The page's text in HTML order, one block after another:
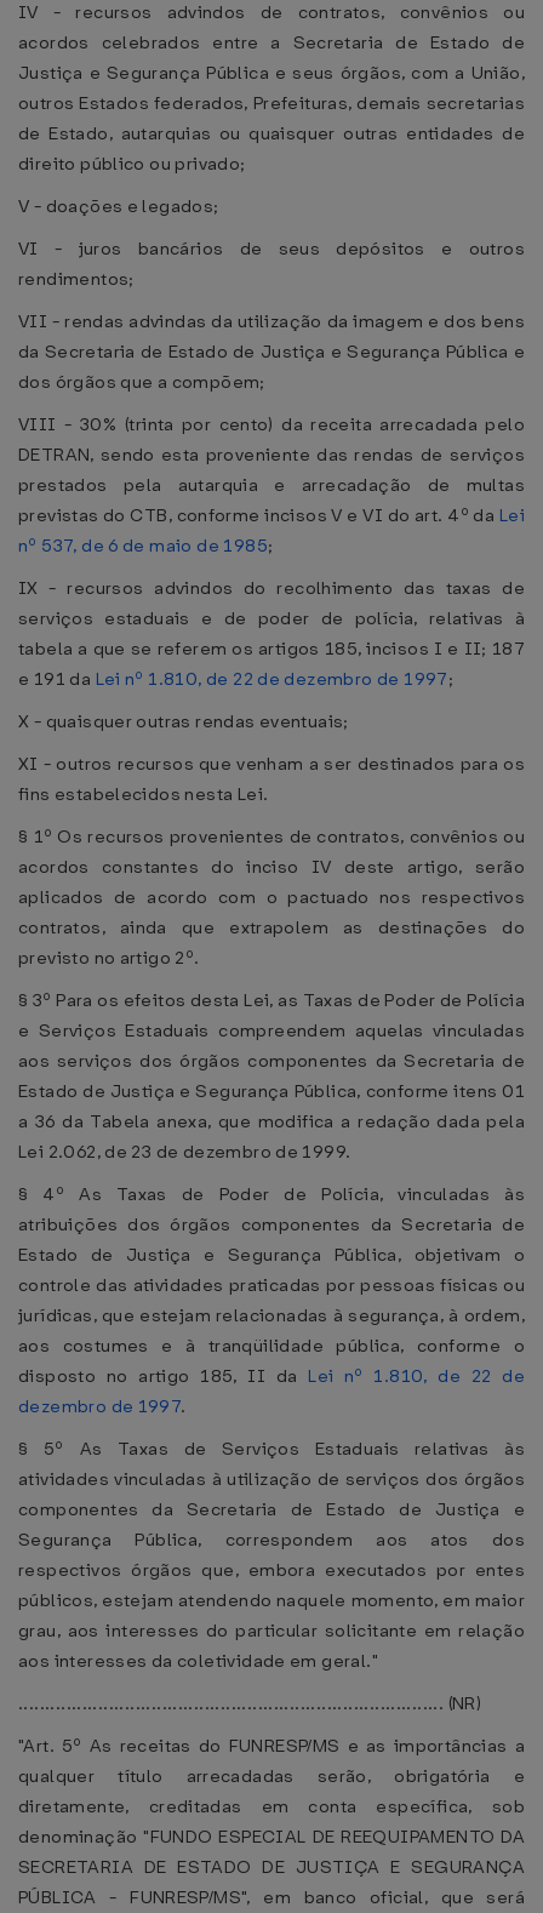
IV - recursos advindos de contratos, convênios ou
acordos celebrados entre a Secretaria de Estado de
Justiça e Segurança Pública e seus órgãos, com a União,
outros Estados federados, Prefeituras, demais secretarias
de Estado, autarquias ou quaisquer outras entidades de
direito público ou privado;
V - doações e legados;
VI - juros bancários de seus depósitos e outros
rendimentos;
VII - rendas advindas da utilização da imagem e dos bens
da Secretaria de Estado de Justiça e Segurança Pública e
dos órgãos que a compõem;
VIII - 30% (trinta por cento) da receita arrecadada pelo
DETRAN, sendo esta proveniente das rendas de serviços
prestados pela autarquia e arrecadação de multas
previstas do CTB, conforme incisos V e VI do art. 4º da Lei
nº 537, de 6 de maio de 1985;
IX - recursos advindos do recolhimento das taxas de
serviços estaduais e de poder de polícia, relativas à
tabela a que se referem os artigos 185, incisos I e II; 187
e 191 da Lei nº 1.810, de 22 de dezembro de 1997;
X - quaisquer outras rendas eventuais;
XI - outros recursos que venham a ser destinados para os
fins estabelecidos nesta Lei.
§ 1º Os recursos provenientes de contratos, convênios ou
acordos constantes do inciso IV deste artigo, serão
aplicados de acordo com o pactuado nos respectivos
contratos, ainda que extrapolem as destinações do
previsto no artigo 2º.
§ 3º Para os efeitos desta Lei, as Taxas de Poder de Polícia
e Serviços Estaduais compreendem aquelas vinculadas
aos serviços dos órgãos componentes da Secretaria de
Estado de Justiça e Segurança Pública, conforme itens 01
a 36 da Tabela anexa, que modifica a redação dada pela
Lei 2.062, de 23 de dezembro de 1999.
§ 4º As Taxas de Poder de Polícia, vinculadas às
atribuições dos órgãos componentes da Secretaria de
Estado de Justiça e Segurança Pública, objetivam o
controle das atividades praticadas por pessoas físicas ou
jurídicas, que estejam relacionadas à segurança, à ordem,
aos costumes e à tranqüilidade pública, conforme o
disposto no artigo 185, II da Lei nº 1.810, de 22 de
dezembro de 1997.
§ 5º As Taxas de Serviços Estaduais relativas às
atividades vinculadas à utilização de serviços dos órgãos
componentes da Secretaria de Estado de Justiça e
Segurança Pública, correspondem aos atos dos
respectivos órgãos que, embora executados por entes
públicos, estejam atendendo naquele momento, em maior
grau, aos interesses do particular solicitante em relação
aos interesses da coletividade em geral."
................................................................................ (NR)
"Art. 5º As receitas do FUNRESP/MS e as importâncias a
qualquer título arrecadadas serão, obrigatória e
diretamente, creditadas em conta específica, sob
denominação "FUNDO ESPECIAL DE REEQUIPAMENTO DA
SECRETARIA DE ESTADO DE JUSTIÇA E SEGURANÇA
PÚBLICA - FUNRESP/MS", em banco oficial, que será